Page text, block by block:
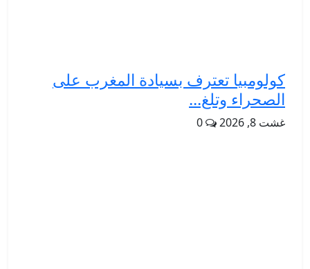
كولومبيا تعترف بسيادة المغرب على
الصحراء وتلغ...
غشت 8, 2026 0